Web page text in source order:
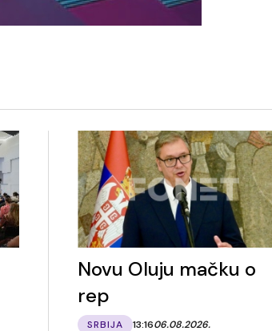
Novu Oluju mačku o
rep
SRBIJA 13:1606.08.2026.